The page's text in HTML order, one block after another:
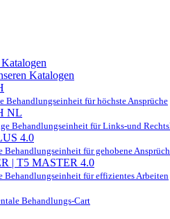
Katalogen
Behandlungseinheit für höchste Ansprüche
NL
Behandlungseinheit für Links-und
4.0
Behandlungseinheit für gehobene
| T5 MASTER 4.0
Behandlungseinheit für effizientes Arbeiten
Behandlungs-Cart